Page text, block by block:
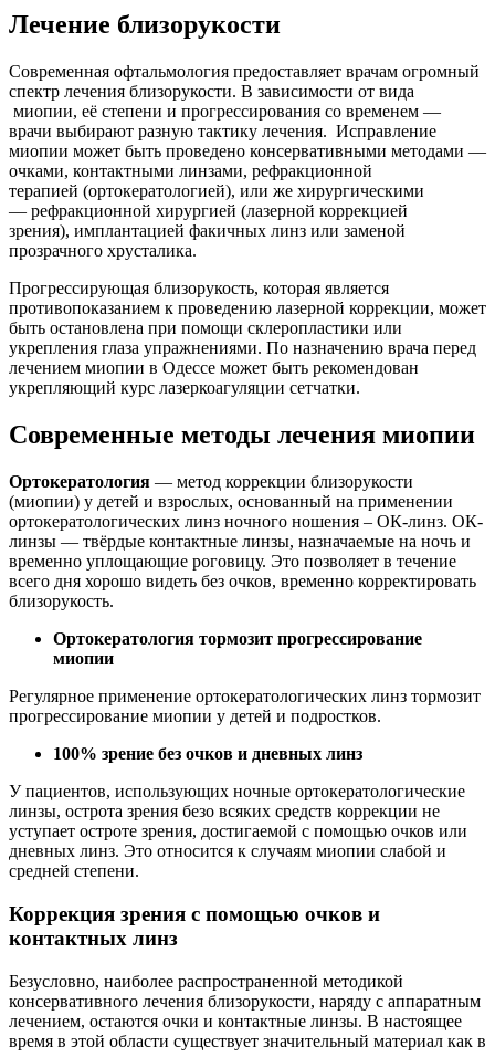
Лечение близорукости
Современная офтальмология предоставляет врачам огромный
спектр лечения близорукости. В зависимости от вида
миопии, её степени и прогрессирования со временем —
врачи выбирают разную тактику лечения. Исправление
миопии может быть проведено консервативными методами —
очками, контактными линзами, рефракционной
терапией (ортокератологией), или же хирургическими
— рефракционной хирургией (лазерной коррекцией
зрения), имплантацией факичных линз или заменой
прозрачного хрусталика.
Прогрессирующая близорукость, которая является
противопоказанием к проведению лазерной коррекции, может
быть остановлена при помощи склеропластики или
укрепления глаза упражнениями. По назначению врача перед
лечением миопии в Одессе может быть рекомендован
укрепляющий курс лазеркоагуляции сетчатки.
Современные методы лечения миопии
Ортокератология — метод коррекции близорукости
(миопии) у детей и взрослых, основанный на применении
ортокератологических линз ночного ношения – ОК-линз. ОК-
линзы — твёрдые контактные линзы, назначаемые на ночь и
временно уплощающие роговицу. Это позволяет в течение
всего дня хорошо видеть без очков, временно корректировать
близорукость.
Ортокератология тормозит прогрессирование
миопии
Регулярное применение ортокератологических линз тормозит
прогрессирование миопии у детей и подростков.
100% зрение без очков и дневных линз
У пациентов, использующих ночные ортокератологические
линзы, острота зрения безо всяких средств коррекции не
уступает остроте зрения, достигаемой с помощью очков или
дневных линз. Это относится к случаям миопии слабой и
средней степени.
Коррекция зрения с помощью очков и
контактных линз
Безусловно, наиболее распространенной методикой
консервативного лечения близорукости, наряду с аппаратным
лечением, остаются очки и контактные линзы. В настоящее
время в этой области существует значительный материал как в